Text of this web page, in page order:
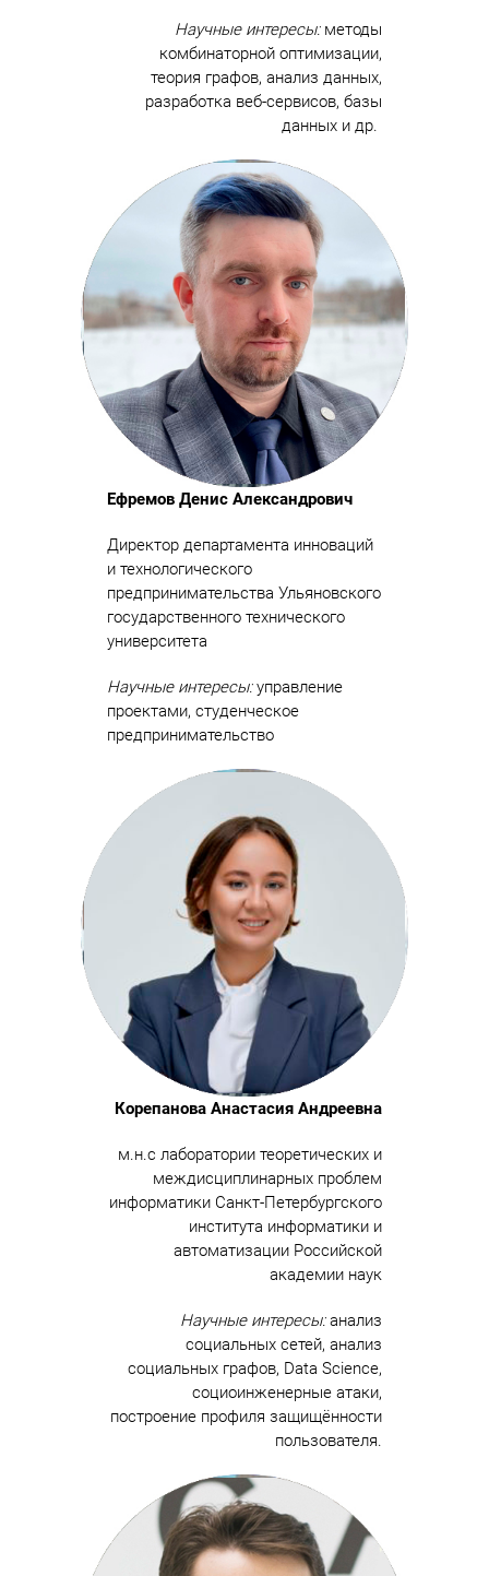
Научные интересы:методы
комбинаторной оптимизации,
теория графов, анализ данных,
разработка веб-сервисов, базы
данных и др.
Ефремов Денис Александрович
Директор департамента инноваций
и технологического
предпринимательства Ульяновского
государственного технического
университета
Научные интересы:управление
проектами, студенческое
предпринимательство
Корепанова Анастасия Андреевна
м.н.с лаборатории теоретических и
междисциплинарных проблем
информатики Санкт-Петербургского
института информатики и
автоматизации Российской
академии наук
Научные интересы:анализ
социальных сетей, анализ
социальных графов, Data Science,
социоинженерные атаки,
построение профиля защищённости
пользователя.